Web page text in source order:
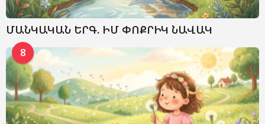
ՄԱՆԿԱԿԱՆ ԵՐԳ. ԻՄ ՓՈՔՐԻԿ ՆԱՎԱԿ
8